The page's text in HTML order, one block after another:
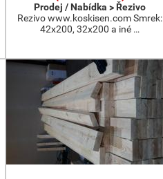
Prodej / Nabídka > Řezivo
Rezivo www.koskisen.com Smrek:
42x200, 32x200 a iné …